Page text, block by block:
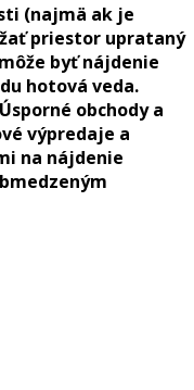
(najmä ak je
priestor uprataný
byť nájdenie
hotová veda.
obchody a
výpredaje a
na nájdenie